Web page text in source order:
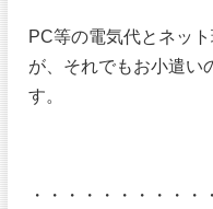
PC等の電気代とネッ
が、それでもお小遣い
す。
・・・・・・・・・・